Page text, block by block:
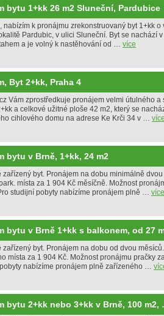
bytu 1+kk 26 m2 Sluneční, Pardubice
nabízím k pronájmu zrekonstruovaný byt 1+kk o
Pardubic, v ulici Sluneční. Byt se nachází
a je volný k nastěhování od … více
Byt 2+kk, Praha 4
Vám zprostředkuje pronájem velmi útulného a
a celkové užitné ploše 42 m2, který se
cihlového domu na adrese Ke Krči 34 v …
bytu v Brně, 1+kk, 24 m2
zařízený byt. Pronájem na dobu minimálně
místa za 1 904 Kč měsíčně. Možnost
studijní pobyty nabízíme pronájem plně … více
bytu v Brně 1+kk s balkonem, od 27
zařízený byt. Pronájem na dobu od dvou
místa za 1 904 Kč. Možnost pronájmu pračky
nabízíme pronájem plně zařízeného …
bytu 2+kk nebo 3+kk v Brně, 100 m2,